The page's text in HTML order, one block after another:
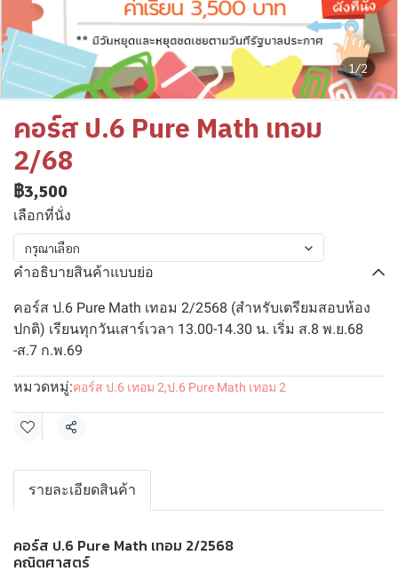
1/2
คอร์ส ป.6 Pure Math เทอม
2/68
฿3,500
เลือกที่นั่ง
กรุณาเลือก
คำอธิบายสินค้าแบบย่อ
คอร์ส ป.6 Pure Math เทอม 2/2568 (สำหรับเตรียมสอบห้อง
ปกติ) เรียนทุกวันเสาร์เวลา 13.00-14.30 น. เริ่ม ส.8 พ.ย.68
-ส.7 ก.พ.69
หมวดหมู่:คอร์ส ป.6 เทอม 2,ป.6 Pure Math เทอม 2
แชร์
รายละเอียดสินค้า
คอร์ส ป.6 Pure Math เทอม 2/2568
คณิตศาสตร์